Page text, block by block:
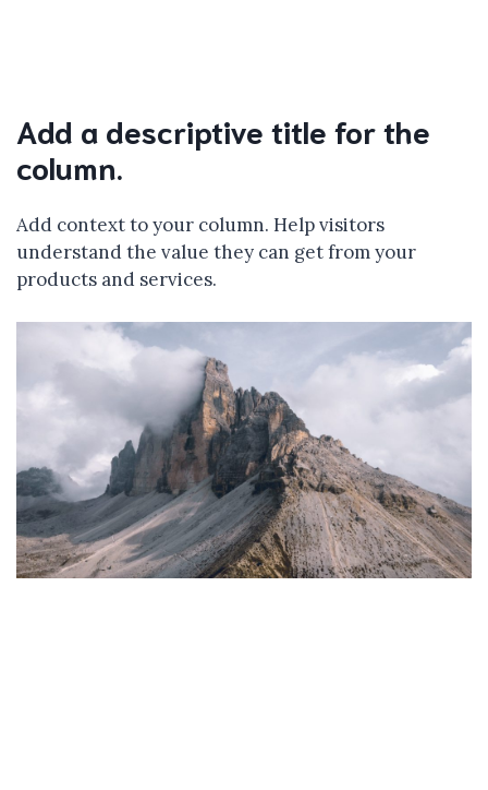
Add a descriptive title for the
column.
Add context to your column. Help visitors
understand the value they can get from your
products and services.